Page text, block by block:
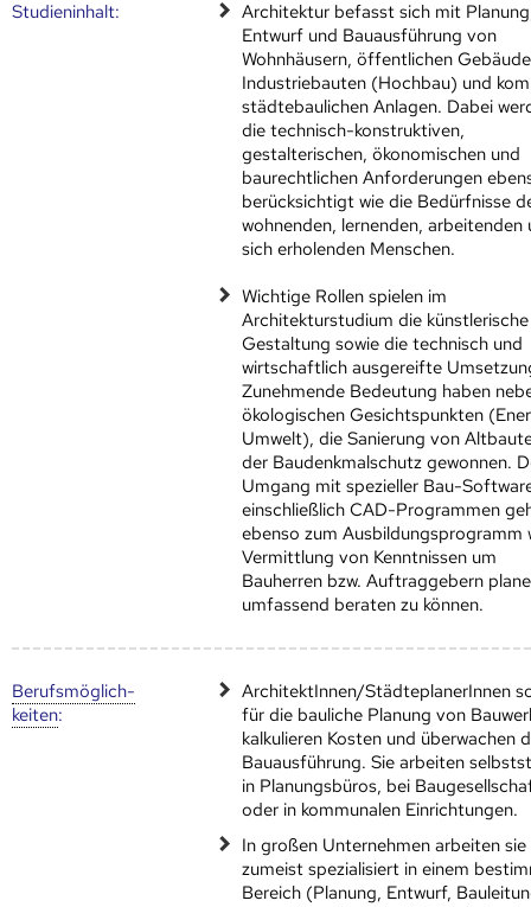
Studien­inhalt:
Architektur befasst sich mit
Entwurf und Bauausführung von
Wohnhäusern, öffentlichen
Industriebauten (Hochbau) und
städtebaulichen Anlagen. Dabei
die technisch-konstruktiven,
gestalterischen, ökonomischen und
baurechtlichen Anforderungen
berücksichtigt wie die Bedürfnisse
wohnenden, lernenden, arbeitenden
sich erholenden Menschen.
Wichtige Rollen spielen im
Architekturstudium die künstlerische
Gestaltung sowie die technisch und
wirtschaftlich ausgereifte
Zunehmende Bedeutung haben
ökologischen Gesichtspunkten
Umwelt), die Sanierung von
der Baudenkmalschutz gewonnen.
Umgang mit spezieller Bau-
einschließlich CAD-Programmen
ebenso zum Ausbildungsprogramm
Vermittlung von Kenntnissen um
Bauherren bzw. Auftraggebern
umfassend beraten zu können.
Berufs­möglich­
keiten:
ArchitektInnen/StädteplanerInnen
für die bauliche Planung von
kalkulieren Kosten und überwachen
Bauausführung. Sie arbeiten
in Planungsbüros, bei
oder in kommunalen Einrichtungen.
In großen Unternehmen arbeiten sie
zumeist spezialisiert in einem
Bereich (Planung, Entwurf,